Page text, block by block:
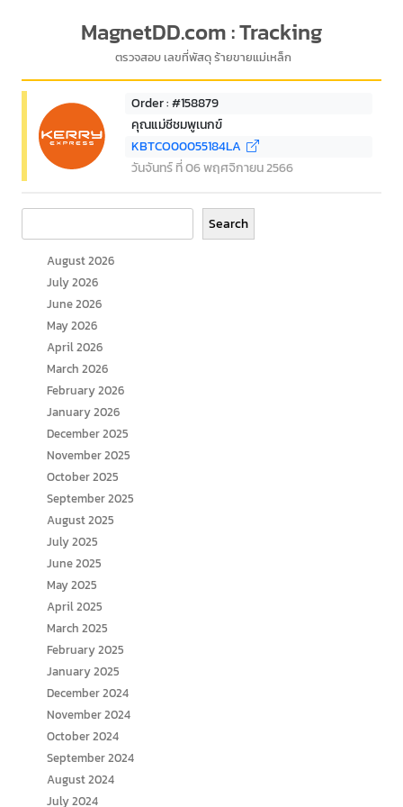
MagnetDD.com : Tracking
ตรวจสอบ เลขที่พัสดุ ร้ายขายแม่เหล็ก
Order : #158879
คุณแม่ชีชมพูเนกข์
KBTCO00055184LA
วันจันทร์ ที่ 06 พฤศจิกายน 2566
Search
August 2026
July 2026
June 2026
May 2026
April 2026
March 2026
February 2026
January 2026
December 2025
November 2025
October 2025
September 2025
August 2025
July 2025
June 2025
May 2025
April 2025
March 2025
February 2025
January 2025
December 2024
November 2024
October 2024
September 2024
August 2024
July 2024